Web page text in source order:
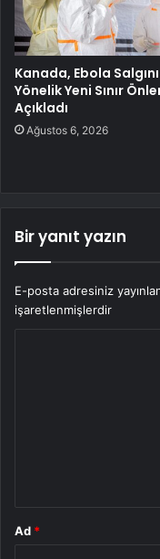
Kanada, Ebola
Yönelik Yeni Sınır
Açıkladı
Ağustos 6, 2026
Bir yanıt yazın
E-posta adresiniz
işaretlenmişlerdir
Ad *